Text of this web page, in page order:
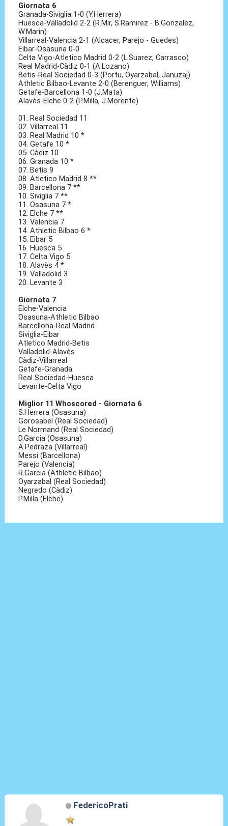
Giornata 6
Granada-Siviglia 1-0 (Y.Herrera)
Huesca-Valladolid 2-2 (R.Mir, S.Ramirez - B.Gonzalez,
W.Marin)
Villarreal-Valencia 2-1 (Alcacer, Parejo - Guedes)
Eibar-Osasuna 0-0
Celta Vigo-Atletico Madrid 0-2 (L.Suarez, Carrasco)
Real Madrid-Càdiz 0-1 (A.Lozano)
Betis-Real Sociedad 0-3 (Portu, Oyarzabal, Januzaj)
Athletic Bilbao-Levante 2-0 (Berenguer, Williams)
Getafe-Barcellona 1-0 (J.Mata)
Alavés-Elche 0-2 (P.Milla, J.Morente)
01. Real Sociedad 11
02. Villarreal 11
03. Real Madrid 10 *
04. Getafe 10 *
05. Càdiz 10
06. Granada 10 *
07. Betis 9
08. Atletico Madrid 8 **
09. Barcellona 7 **
10. Siviglia 7 **
11. Osasuna 7 *
12. Elche 7 **
13. Valencia 7
14. Athletic Bilbao 6 *
15. Eibar 5
16. Huesca 5
17. Celta Vigo 5
18. Alavès 4 *
19. Valladolid 3
20. Levante 3
Giornata 7
Elche-Valencia
Osasuna-Athletic Bilbao
Barcellona-Real Madrid
Siviglia-Eibar
Atletico Madrid-Betis
Valladolid-Alavès
Càdiz-Villarreal
Getafe-Granada
Real Sociedad-Huesca
Levante-Celta Vigo
Miglior 11 Whoscored - Giornata 6
S.Herrera (Osasuna)
Gorosabel (Real Sociedad)
Le Normand (Real Sociedad)
D.Garcia (Osasuna)
A.Pedraza (Villarreal)
Messi (Barcellona)
Parejo (Valencia)
R.Garcia (Athletic Bilbao)
Oyarzabal (Real Sociedad)
Negredo (Càdiz)
P.Milla (Elche)
FedericoPrati